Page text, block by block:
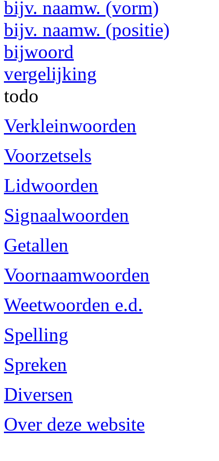
bijv. naamw. (vorm)
bijv. naamw. (positie)
bijwoord
vergelijking
todo
Verkleinwoorden
Voorzetsels
Lidwoorden
Signaalwoorden
Getallen
Voornaamwoorden
Weetwoorden e.d.
Spelling
Spreken
Diversen
Over deze website